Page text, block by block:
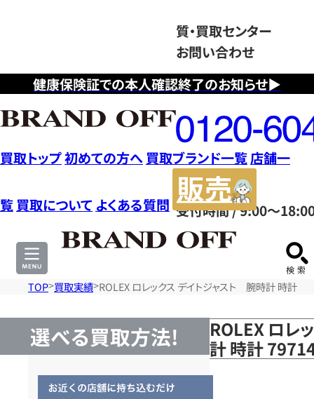
健康保険証での本人確認終了のお知らせ▶
質・買取センター
お問い合わせ
フ
リ
ー
ダ
イ
ヤ
ル
0120604117
受付時間 / 9:00～
買取トップ初めての方へ 買取ブランド一覧店舗一
覧 買取について よくある質問
サ
TOP 買取実績 ROLEX ロレックス デイトジャスト 腕時計 時計
選べる買取方法!
ROLEX ロレ
計 時計